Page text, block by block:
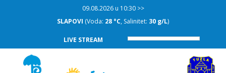
09.08.2026 u 10:30 >>
SLAPOVI (Voda: 28 °C, Salinitet: 30 g/L)
LIVE STREAM